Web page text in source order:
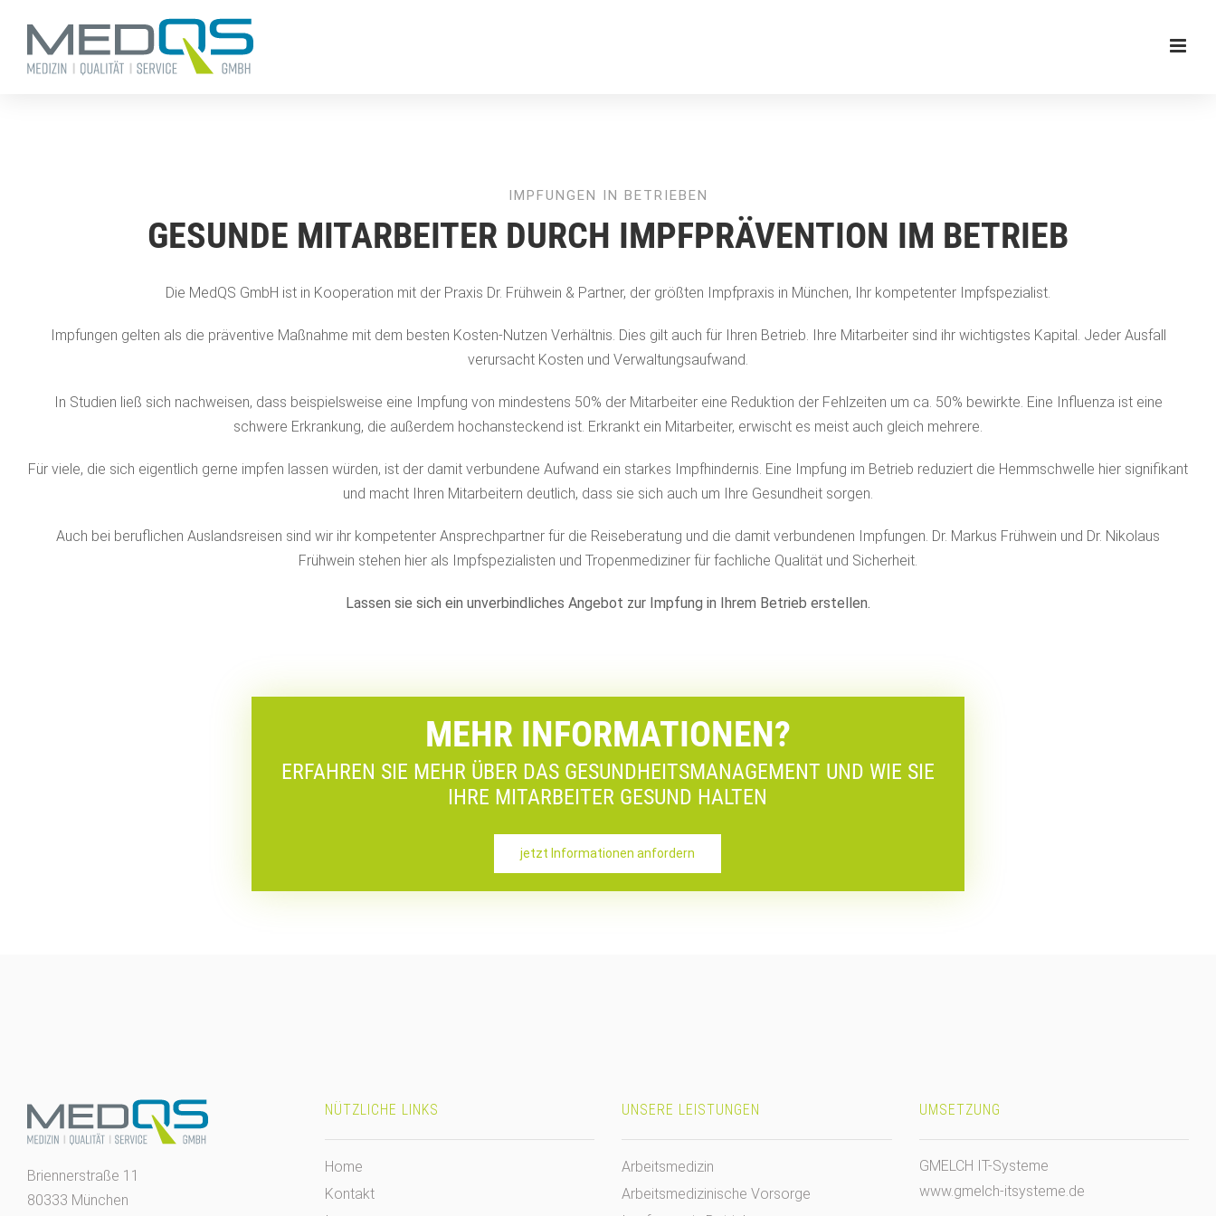
Inhalt
springen
IMPFUNGEN IN BETRIEBEN
GESUNDE MITARBEITER DURCH IMPFPRÄVENTION IM BETRIEB
Die MedQS GmbH ist in Kooperation mit der Praxis Dr. Frühwein & Partner, der größten Impfpraxis in München, Ihr kompetenter Impfspezialist.
Impfungen gelten als die präventive Maßnahme mit dem besten Kosten-Nutzen Verhältnis. Dies gilt auch für Ihren Betrieb. Ihre Mitarbeiter sind ihr wichtigstes Kapital. Jeder Ausfall
verursacht Kosten und Verwaltungsaufwand.
In Studien ließ sich nachweisen, dass beispielsweise eine Impfung von mindestens 50% der Mitarbeiter eine Reduktion der Fehlzeiten um ca. 50% bewirkte. Eine Influenza ist eine
schwere Erkrankung, die außerdem hochansteckend ist. Erkrankt ein Mitarbeiter, erwischt es meist auch gleich mehrere.
Für viele, die sich eigentlich gerne impfen lassen würden, ist der damit verbundene Aufwand ein starkes Impfhindernis. Eine Impfung im Betrieb reduziert die Hemmschwelle hier signifikant
und macht Ihren Mitarbeitern deutlich, dass sie sich auch um Ihre Gesundheit sorgen.
Auch bei beruflichen Auslandsreisen sind wir ihr kompetenter Ansprechpartner für die Reiseberatung und die damit verbundenen Impfungen. Dr. Markus Frühwein und Dr. Nikolaus
Frühwein stehen hier als Impfspezialisten und Tropenmediziner für fachliche Qualität und Sicherheit.
Lassen sie sich ein unverbindliches Angebot zur Impfung in Ihrem Betrieb erstellen.
MEHR INFORMATIONEN?
ERFAHREN SIE MEHR ÜBER DAS GESUNDHEITSMANAGEMENT UND WIE SIE
IHRE MITARBEITER GESUND HALTEN
jetzt Informationen anfordern
Briennerstraße 11
80333 München
NÜTZLICHE LINKS
Home
Kontakt
UNSERE LEISTUNGEN
Arbeitsmedizin
Arbeitsmedizinische Vorsorge
UMSETZUNG
GMELCH IT-Systeme
www.gmelch-itsysteme.de